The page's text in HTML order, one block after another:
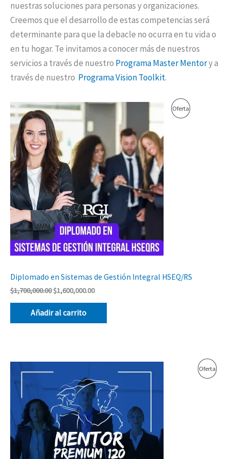
nuestras soluciones para personas y organizaciones.
Creemos que el desarrollo de estas competencias será
determinante para que la debacle no ocurra en tu vida o
en tu hogar. Te invitamos a conocer más de nuestros
servicios a través de nuestro Programa Master Mentory a
través de nuestro Programa Vision Toolkit.
OfertaProducto
Diplomado en Sistemas de Gestión Integral HSEQ/RS
$1,700,000.00
El
original
era:
$1,700,000.00.
$1,600,000.00
El
es:
$1,600,000.00.
Añadir al carrito
Oferta
precio
original
era:
$1,400,000.00.
actual
es:
$1,200,000.00.